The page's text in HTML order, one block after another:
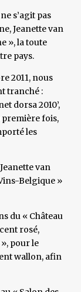
s’agit pas
Jeanette van
», la toute
pays.
2011, nous
tranché :
dorsa 2010’,
première fois,
les
van
Belgique »
du « Château
rosé,
pour le
wallon, afin